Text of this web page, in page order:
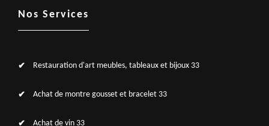
Nos Services
Restauration d'art meubles, tableaux et bijoux 33
Achat de montre gousset et bracelet 33
Achat de vin 33